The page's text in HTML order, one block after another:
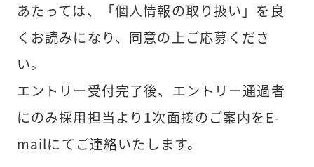
あたっては、「個人情報の取り扱い」を良
くお読みになり、同意の上ご応募くださ
い。
エントリー受付完了後、エントリー通過者
にのみ採用担当より1次面接のご案内をE-
mailにてご連絡いたします。